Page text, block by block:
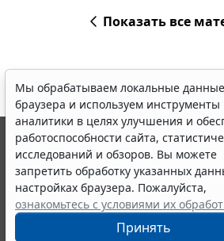
Показать все
Мы обрабатываем локальные данные
браузера и используем инструменты
аналитики в целях улучшения и
работоспособности сайта,
исследований и обзоров. Вы можете
запретить обработку указанных
настройках браузера. Пожалуйста,
ознакомьтесь с условиями их
Принять
© ООО "НПП "ГАРАНТ-СЕРВИС", 2026.
выпускается с 1990 года. Компания
являются участниками Российской
информации ГАРАНТ.
Портал ГАРАНТ.РУ зарегистрирован в
издания Федеральной службой по